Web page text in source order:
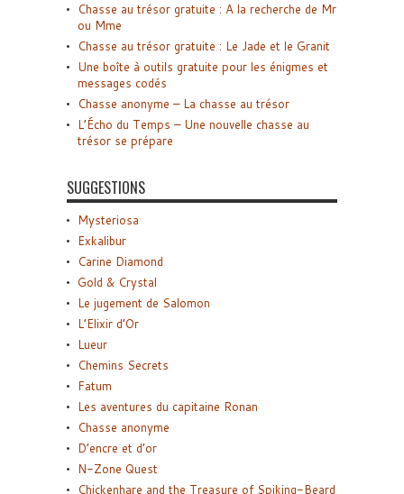
Chasse au trésor gratuite : A la recherche de Mr
ou Mme
Chasse au trésor gratuite : Le Jade et le Granit
Une boîte à outils gratuite pour les énigmes et
messages codés
Chasse anonyme – La chasse au trésor
L’Écho du Temps – Une nouvelle chasse au
trésor se prépare
SUGGESTIONS
Mysteriosa
Exkalibur
Carine Diamond
Gold & Crystal
Le jugement de Salomon
L’Elixir d’Or
Lueur
Chemins Secrets
Fatum
Les aventures du capitaine Ronan
Chasse anonyme
D’encre et d’or
N-Zone Quest
Chickenhare and the Treasure of Spiking-Beard